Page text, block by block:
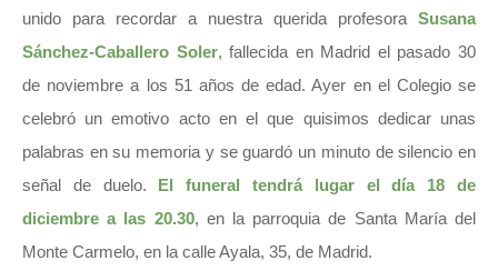
unido para recordar a nuestra querida profesora Susana
Sánchez-Caballero Soler, fallecida en Madrid el pasado 30
de noviembre a los 51 años de edad. Ayer en el Colegio se
celebró un emotivo acto en el que quisimos dedicar unas
palabras en su memoria y se guardó un minuto de silencio en
señal de duelo. El funeral tendrá lugar el día 18 de
diciembre a las 20.30, en la parroquia de Santa María del
Monte Carmelo, en la calle Ayala, 35, de Madrid.